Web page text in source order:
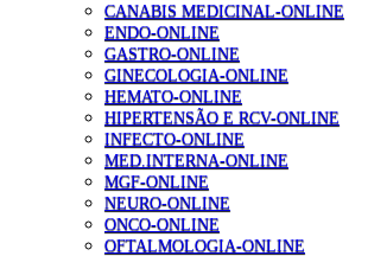
CANABIS MEDICINAL-ONLINE
ENDO-ONLINE
GASTRO-ONLINE
GINECOLOGIA-ONLINE
HEMATO-ONLINE
HIPERTENSÃO E RCV-ONLINE
INFECTO-ONLINE
MED.INTERNA-ONLINE
MGF-ONLINE
NEURO-ONLINE
ONCO-ONLINE
OFTALMOLOGIA-ONLINE